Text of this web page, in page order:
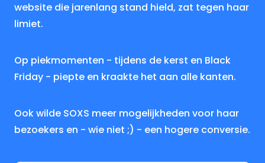
website die jarenlang stand hield, zat tegen haar
limiet.
Op piekmomenten - tijdens de kerst en Black
Friday - piepte en kraakte het aan alle kanten.
Ook wilde SOXS meer mogelijkheden voor haar
bezoekers en - wie niet ;) - een hogere conversie.